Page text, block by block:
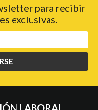
para recibir
exclusivas.